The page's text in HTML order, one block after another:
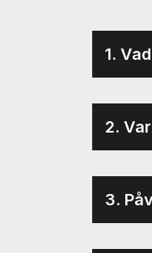
1.
2.
3.